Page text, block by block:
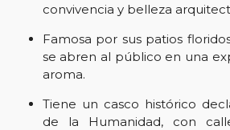
convivencia y belleza
Famosa por sus patios
se abren al público en una
aroma.
Tiene un casco histórico
de la Humanidad, con